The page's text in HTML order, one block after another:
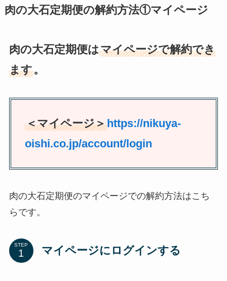
肉の大石定期便の解約方法①マイページ
肉の大石定期便はマイページで解約でき
ます。
＜マイページ＞https://nikuya-
oishi.co.jp/account/login
肉の大石定期便のマイページでの解約方法はこち
らです。
STEP マイページにログインする